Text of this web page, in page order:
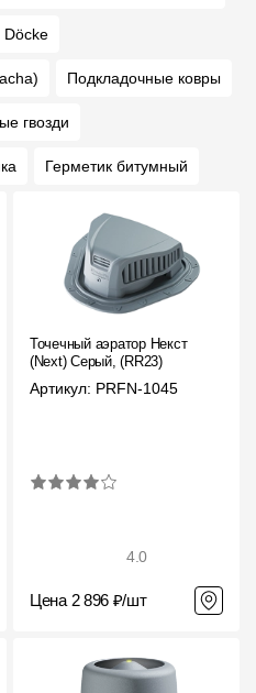
Döcke
Подкладочные ковры
гвозди
Герметик битумный
Точечный аэратор Некст
(Next) Серый, (RR23)
Артикул: PRFN-1045
4.0
Цена 2 896 ₽/шт